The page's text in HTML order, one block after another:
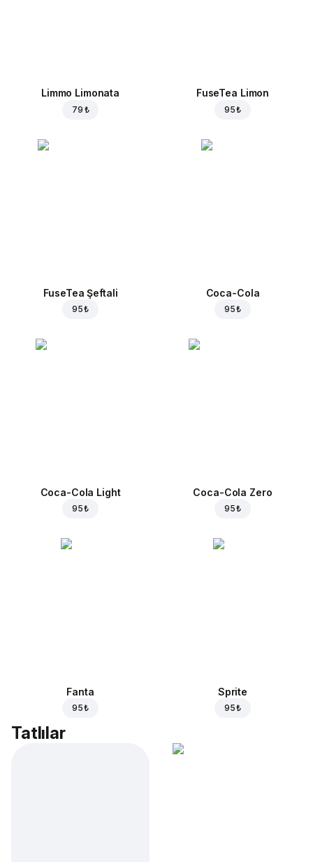
Limmo Limonata
79 ₺
FuseTea Limon
95 ₺
FuseTea Şeftali
95 ₺
Coca-Cola
95 ₺
Coca-Cola Light
95 ₺
Coca-Cola Zero
95 ₺
Fanta
95 ₺
Sprite
95 ₺
Tatlılar